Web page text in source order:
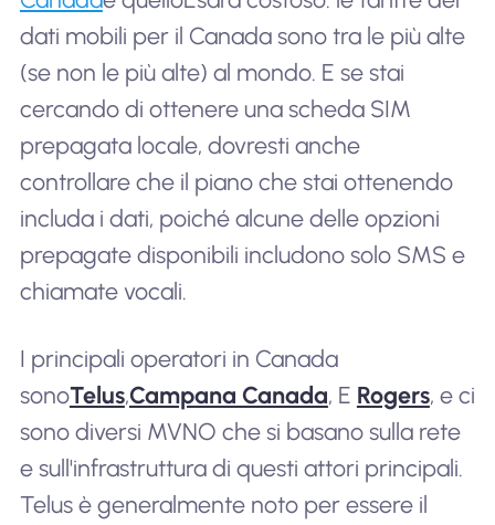
dati mobili per il Canada sono tra le più alte
(se non le più alte) al mondo. E se stai
cercando di ottenere una scheda SIM
prepagata locale, dovresti anche
controllare che il piano che stai ottenendo
includa i dati, poiché alcune delle opzioni
prepagate disponibili includono solo SMS e
chiamate vocali.
I principali operatori in Canada
sonoTelus,Campana Canada, E Rogers, e ci
sono diversi MVNO che si basano sulla rete
e sull'infrastruttura di questi attori principali.
Telus è generalmente noto per essere il